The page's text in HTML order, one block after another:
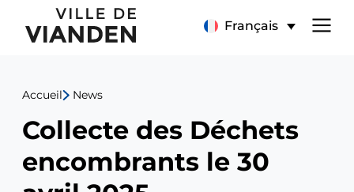
Collecte
des
Déchets
encombrants
le
Français
Menu
navigation
principal
Accueil News
Collecte des Déchets
encombrants le 30